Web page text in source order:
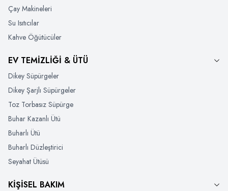
Çay Makineleri
Su Isıtıcılar
Kahve Öğütücüler
EV TEMİZLİĞİ & ÜTÜ
Dikey Süpürgeler
Dikey Şarjlı Süpürgeler
Toz Torbasız Süpürge
Buhar Kazanlı Ütü
Buharlı Ütü
Buharlı Düzleştirici
Seyahat Ütüsü
KİŞİSEL BAKIM